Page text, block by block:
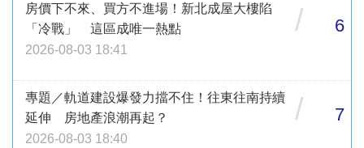
房價下不來、買方不進場！新北成屋大樓陷
「冷戰」 這區成唯一熱點
2026-08-03 18:41
/ 6
專題／軌道建設爆發力擋不住！往東往南持續
延伸 房地產浪潮再起？
2026-08-03 18:40
/ 7